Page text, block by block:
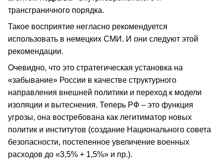
трансграничного порядка.
Такое восприятие негласно рекомендуется
использовать в немецких СМИ. И они следуют этой
рекомендации.
Очевидно, что это стратегическая установка на
«забывание» России в качестве структурного
направления внешней политики и переход к модели
изоляции и вытеснения. Теперь РФ – это функция
угрозы, она востребована как легитиматор новых
политик и институтов (создание Национального совета
безопасности, постепенное увеличение военных
расходов до «3,5% + 1,5%» и пр.).